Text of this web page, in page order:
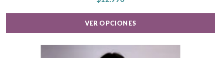
VER OPCIONES